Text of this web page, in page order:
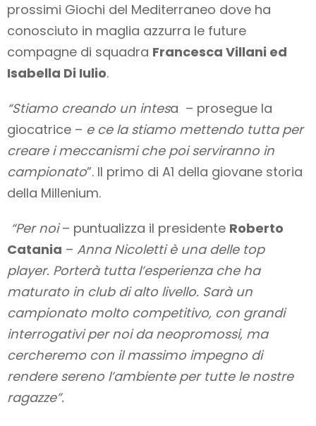
prossimi Giochi del Mediterraneo dove ha
conosciuto in maglia azzurra le future
compagne di squadra Francesca Villani ed
Isabella Di Iulio.
“Stiamo creando un intesa – prosegue la
giocatrice – e ce la stiamo mettendo tutta per
creare i meccanismi che poi serviranno in
campionato”. Il primo di A1 della giovane storia
della Millenium.
“Per noi– puntualizza il presidente Roberto
Catania – Anna Nicoletti è una delle top
player. Porterà tutta l’esperienza che ha
maturato in club di alto livello. Sarà un
campionato molto competitivo, con grandi
interrogativi per noi da neopromossi, ma
cercheremo con il massimo impegno di
rendere sereno l’ambiente per tutte le nostre
ragazze”.